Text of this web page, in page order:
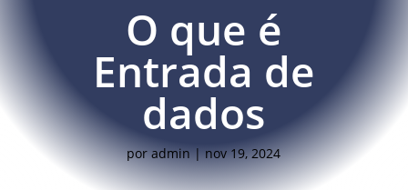
O que é
Entrada de
dados
poradmin|nov 19, 2024